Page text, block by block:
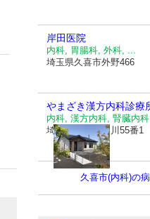
岸田医院
内科, 胃腸科, 外科, ...
埼玉県久喜市外野466
やまざき漢方内科診療
内科, 漢方内科, 腎臓内科
埼玉県久喜市島川55番1
久喜市(内科)の